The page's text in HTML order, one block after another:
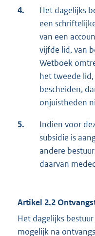
4.
Het dagelijks
een
van een
vijfde lid, van
Wetboek
het tweede
bescheiden,
onjuistheden
5.
Indien voor
subsidie is
andere
daarvan
Artikel 2.2
Het dagelijks
mogelijk na